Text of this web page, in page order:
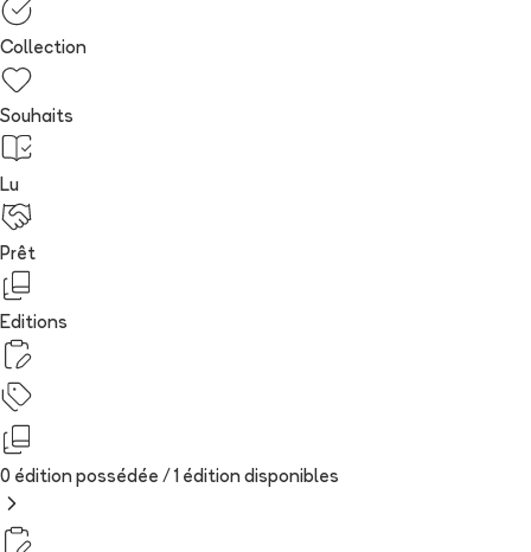
Collection
Souhaits
Lu
Prêt
Editions
0 édition possédée / 1 édition disponibles